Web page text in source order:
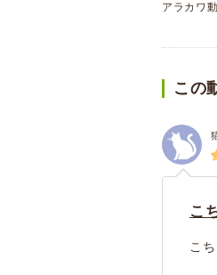
アラカワ
この
こ
こ